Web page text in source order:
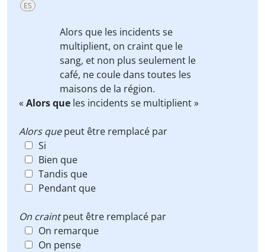
ES
Alors que les incidents se
multiplient, on craint que le
sang, et non plus seulement le
café, ne coule dans toutes les
maisons de la région.
«Alors que les incidents se multiplient »
Alors quepeut être remplacé par
Si
Bien que
Tandis que
Pendant que
On craintpeut être remplacé par
On remarque
On pense